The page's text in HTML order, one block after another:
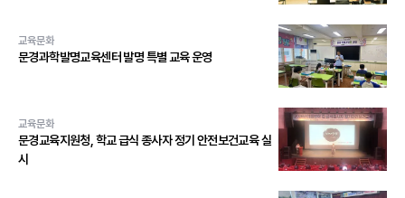
교육문화
문경과학발명교육센터 발명 특별 교육 운영
교육문화
문경교육지원청, 학교 급식 종사자 정기 안전보건교육 실
시